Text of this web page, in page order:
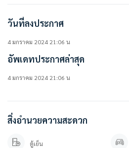
• สวนหย่อม
คุณปลา 0 6 1- 0 1 9 6 3 7 6
Line OA. : @besthome (ใส่ @ ข้างหน้าด้วยนะคะ)
ลิ้งค์แอดไลน์ : https://lin.ee/YfpvBtC
besthomecondocenter.com/contact-us/
บริษัท เบสท์โฮมคอนโด จำกัด
วันที่ลงประกาศ
4 มกราคม 2024 21:06 น
อัพเดทประกาศล่าสุด
4 มกราคม 2024 21:06 น
สิ่งอำนวยความสะดวก
ตู้เย็น